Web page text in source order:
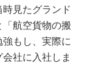
見たグランド
航空貨物の搬
もし、実際に
社に入社しま